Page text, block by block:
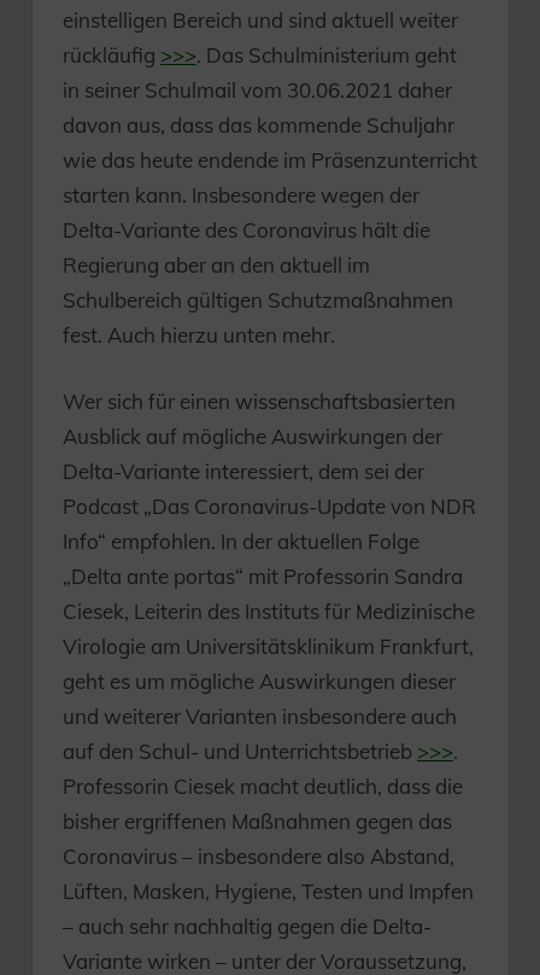
einstelligen Bereich und sind aktuell weiter
rückläufig >>>. Das Schulministerium geht
in seiner Schulmail vom 30.06.2021 daher
davon aus, dass das kommende Schuljahr
wie das heute endende im Präsenzunterricht
starten kann. Insbesondere wegen der
Delta-Variante des Coronavirus hält die
Regierung aber an den aktuell im
Schulbereich gültigen Schutzmaßnahmen
fest. Auch hierzu unten mehr.
Wer sich für einen wissenschaftsbasierten
Ausblick auf mögliche Auswirkungen der
Delta-Variante interessiert, dem sei der
Podcast „Das Coronavirus-Update von NDR
Info“ empfohlen. In der aktuellen Folge
„Delta ante portas“ mit Professorin Sandra
Ciesek, Leiterin des Instituts für Medizinische
Virologie am Universitätsklinikum Frankfurt,
geht es um mögliche Auswirkungen dieser
und weiterer Varianten insbesondere auch
auf den Schul- und Unterrichtsbetrieb >>>.
Professorin Ciesek macht deutlich, dass die
bisher ergriffenen Maßnahmen gegen das
Coronavirus – insbesondere also Abstand,
Lüften, Masken, Hygiene, Testen und Impfen
– auch sehr nachhaltig gegen die Delta-
Variante wirken – unter der Voraussetzung,